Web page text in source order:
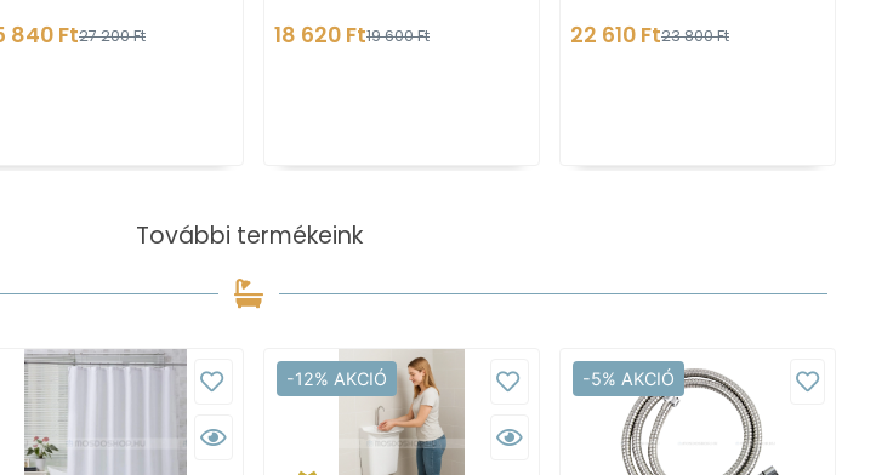
840 Ft27 200 Ft
acél
18 620 Ft19 600 Ft 22 610 Ft23 800 Ft
További termékeink
-12% AKCIÓ -5% AKCIÓ